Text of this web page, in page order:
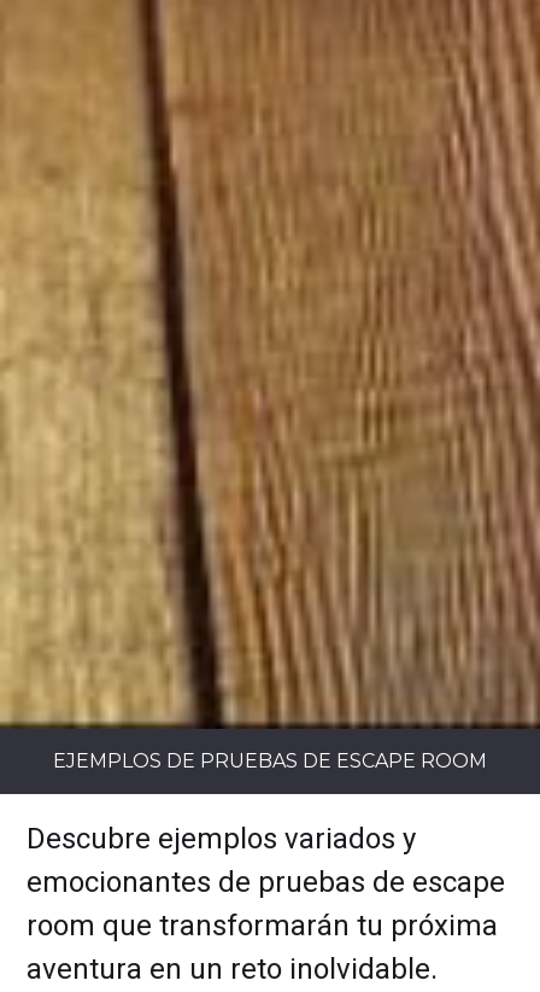
EJEMPLOS DE PRUEBAS DE ESCAPE ROOM
Descubre ejemplos variados y
emocionantes de pruebas de escape
room que transformarán tu próxima
aventura en un reto inolvidable.